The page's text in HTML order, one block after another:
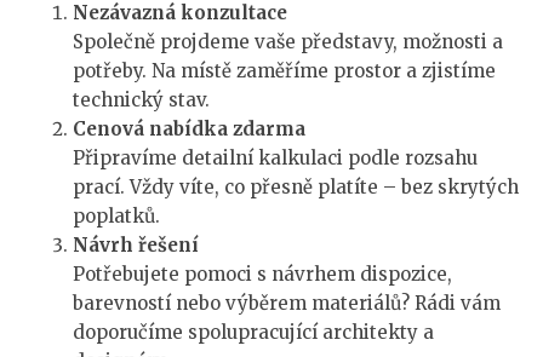
Nezávazná konzultace
Společně projdeme vaše představy, možnosti a
potřeby. Na místě zaměříme prostor a zjistíme
technický stav.
Cenová nabídka zdarma
Připravíme detailní kalkulaci podle rozsahu
prací. Vždy víte, co přesně platíte – bez skrytých
poplatků.
Návrh řešení
Potřebujete pomoci s návrhem dispozice,
barevností nebo výběrem materiálů? Rádi vám
doporučíme spolupracující architekty a